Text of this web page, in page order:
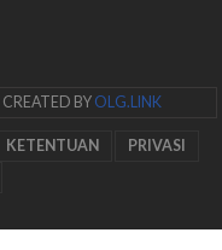
| CREATED BY OLG.LINK
KETENTUAN
PRIVASI